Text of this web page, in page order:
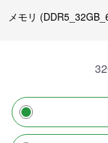
メモリ